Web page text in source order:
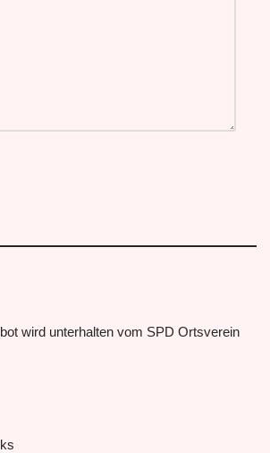
wird unterhalten vom SPD Ortsverein